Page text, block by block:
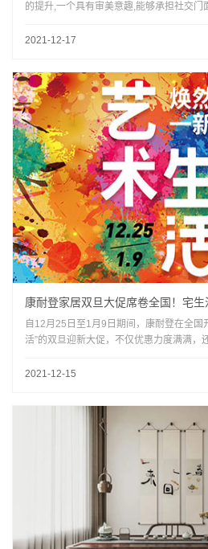
的提升,一个具有审美意趣,能够承担社交
在空间幅度上是一个大的飞跃
2021-12-17
康耐登家居双旦大促席卷全国！宅生
自12月25日至1月9日期间，康耐登在全国
活”的双旦迎新大促，不仅优惠力度满满，
一如既往地肯定和支持。
2021-12-15